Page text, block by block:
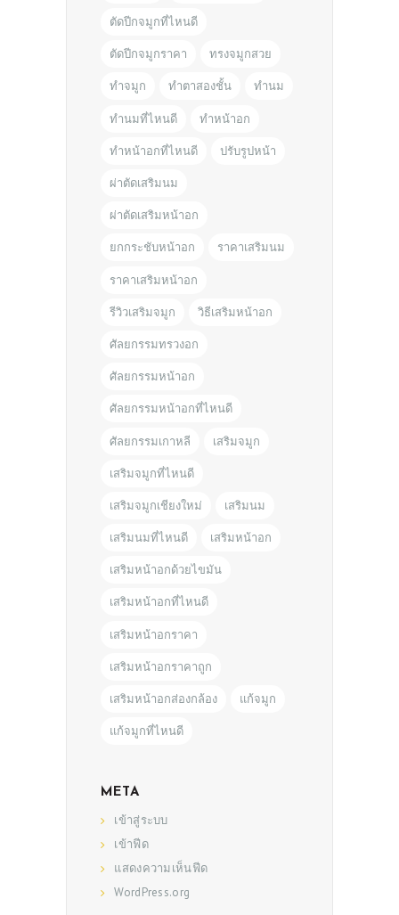
ตัดปีกจมูกที่ไหนดี
ตัดปีกจมูกราคา ทรงจมูกสวย
ทำจมูก ทำตาสองชั้น ทำนม
ทำนมที่ไหนดี ทำหน้าอก
ทำหน้าอกที่ไหนดี ปรับรูปหน้า
ผ่าตัดเสริมนม
ผ่าตัดเสริมหน้าอก
ยกกระชับหน้าอก ราคาเสริมนม
ราคาเสริมหน้าอก
รีวิวเสริมจมูก วิธีเสริมหน้าอก
ศัลยกรรมทรวงอก
ศัลยกรรมหน้าอก
ศัลยกรรมหน้าอกที่ไหนดี
ศัลยกรรมเกาหลี เสริมจมูก
เสริมจมูกที่ไหนดี
เสริมจมูกเชียงใหม่ เสริมนม
เสริมนมที่ไหนดี เสริมหน้าอก
เสริมหน้าอกด้วยไขมัน
เสริมหน้าอกที่ไหนดี
เสริมหน้าอกราคา
เสริมหน้าอกราคาถูก
เสริมหน้าอกส่องกล้อง แก้จมูก
แก้จมูกที่ไหนดี
META
เข้าสู่ระบบ
เข้าฟีด
แสดงความเห็นฟีด
WordPress.org